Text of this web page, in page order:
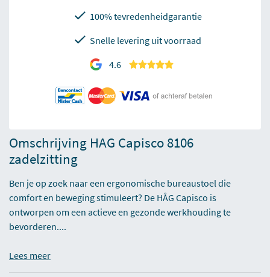
100% tevredenheidgarantie
Snelle levering uit voorraad
4.6
Omschrijving HAG Capisco 8106
zadelzitting
Ben je op zoek naar een ergonomische bureaustoel die
comfort en beweging stimuleert? De HÅG Capisco is
ontworpen om een actieve en gezonde werkhouding te
bevorderen....
Lees meer